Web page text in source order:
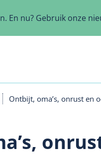
En nu? Gebruik onze
Ontbijt, oma’s, onrust en